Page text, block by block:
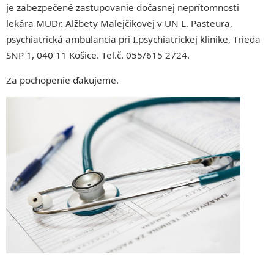
je zabezpečené zastupovanie dočasnej neprítomnosti
lekára MUDr. Alžbety Malejčikovej v UN L. Pasteura,
psychiatrická ambulancia pri I.psychiatrickej klinike, Trieda
SNP 1, 040 11 Košice. Tel.č. 055/615 2724.
Za pochopenie ďakujeme.